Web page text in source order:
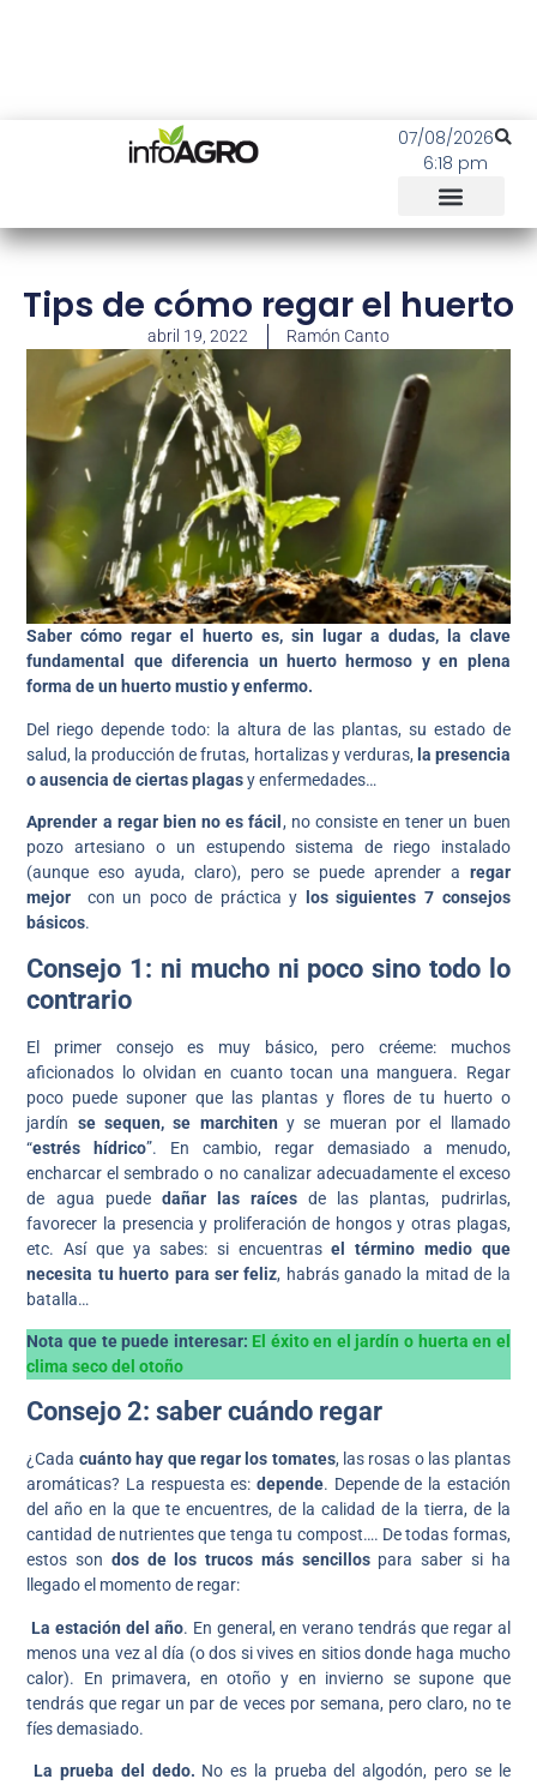
07/08/2026
6:18 pm
Tips de cómo regar el huerto
abril 19, 2022 Ramón Canto
Saber cómo regar el huerto es, sin lugar a dudas, la clave
fundamental que diferencia un huerto hermoso y en plena
forma de un huerto mustio y enfermo.
Del riego depende todo: la altura de las plantas, su estado de
salud, la producción de frutas, hortalizas y verduras, la presencia
o ausencia de ciertas plagasy enfermedades…
Aprender a regar bien no es fácil , no consiste en tener un buen
pozo artesiano o un estupendo sistema de riego instalado
(aunque eso ayuda, claro), pero se puede aprender a regar
mejor con un poco de práctica y
los siguientes 7 consejos
básicos.
Consejo 1: ni mucho ni poco sino todo lo
contrario
El primer consejo es muy básico, pero créeme: muchos
aficionados lo olvidan en cuanto tocan una manguera. Regar
poco puede suponer que las plantas y flores de tu huerto o
jardín se sequen, se marchiten y se mueran por el llamado
“estrés hídrico”. En cambio, regar demasiado a menudo,
encharcar el sembrado o no canalizar adecuadamente el exceso
de agua puede dañar las raíces de las plantas, pudrirlas,
favorecer la presencia y proliferación de hongos y otras plagas,
etc. Así que ya sabes: si encuentrasel término medio que
necesita tu huerto para ser feliz, habrás ganado la mitad de la
batalla…
Nota que te puede interesar: El éxito en el jardín o huerta en el
clima seco del otoño
Consejo 2: saber cuándo regar
¿Cada cuánto hay que regar los tomates, las rosas o las plantas
aromáticas? La respuesta es: depende. Depende de la estación
del año en la que te encuentres, de la calidad de la tierra, de la
cantidad de nutrientes que tenga tu compost…. De todas formas,
estos son dos de los trucos más sencillos para saber si ha
llegado el momento de regar:
La estación del año. En general, en verano tendrás que regar al
menos una vez al día (o dos si vives en sitios donde haga mucho
calor). En primavera, en otoño y en invierno se supone que
tendrás que regar un par de veces por semana, pero claro, no te
fíes demasiado.
La prueba del dedo. No es la prueba del algodón, pero se le